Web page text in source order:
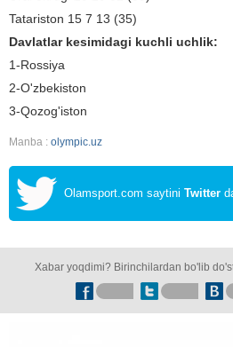
Tatariston 15 7 13 (35)
Davlatlar kesimidagi kuchli uchlik:
1-Rossiya
2-O'zbekiston
3-Qozog'iston
Manba : olympic.uz
Olamsport.com saytini Twitter
Xabar yoqdimi? Birinchilardan bo'lib